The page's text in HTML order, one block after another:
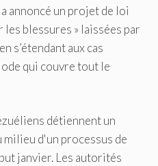
annoncé un projet de loi
les blessures » laissées par
s’étendant aux cas
qui couvre tout le
milieu d'un processus de
janvier. Les autorités